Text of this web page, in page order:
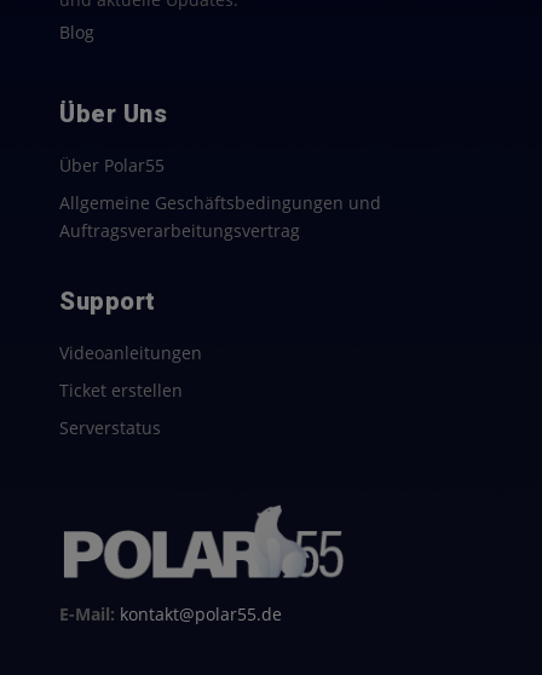
Blog
Über Uns
Über Polar55
Allgemeine Geschäftsbedingungen und
Auftragsverarbeitungsvertrag
Support
Videoanleitungen
Ticket erstellen
Serverstatus
E-Mail: kontakt@polar55.de